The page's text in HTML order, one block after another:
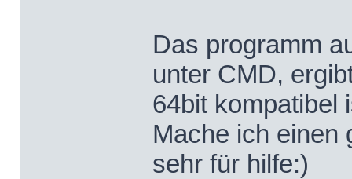
Das programm
unter CMD,
64bit kompatibel
Mache ich einen
sehr für hilfe:)